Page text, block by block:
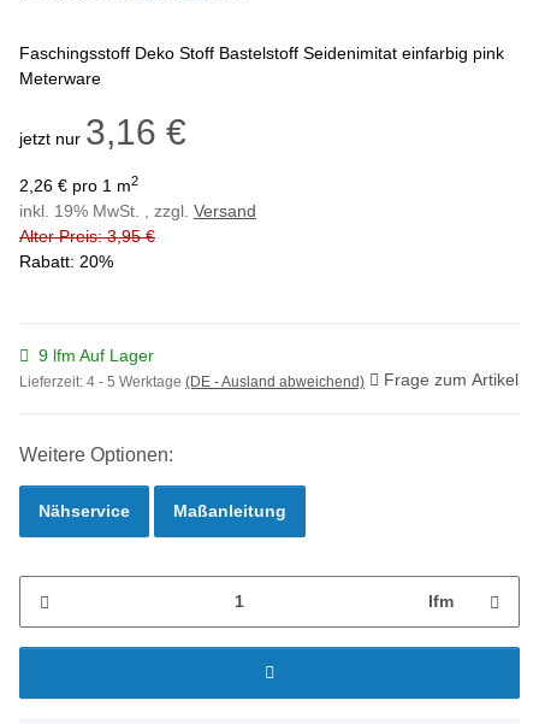
Faschingsstoff Deko Stoff Bastelstoff Seidenimitat einfarbig pink
Meterware
jetzt nur 3,16 €
2,26 € pro 1 m2
inkl. 19% MwSt. , zzgl. Versand
Alter Preis: 3,95 €
Rabatt: 20%
9 lfm Auf Lager
Lieferzeit: 4 - 5 Werktage (DE - Ausland abweichend) Frage zum Artikel
Weitere Optionen:
Nähservice Maßanleitung
lfm